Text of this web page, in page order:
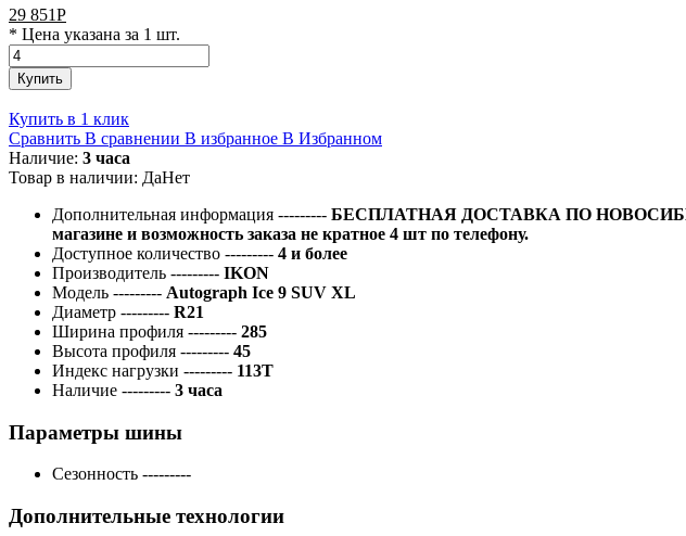
29 851Р
* Цена указана за 1 шт.
Купить
Купить в 1 клик
Сравнить В сравнении В избранное В Избранном
Наличие: 3 часа
Товар в наличии: ДаНет
Дополнительная информация --------- БЕСПЛАТНАЯ ДОСТАВКА ПО
магазине и возможность заказа не кратное 4 шт по телефону.
Доступное количество --------- 4 и более
Производитель --------- IKON
Модель --------- Autograph Ice 9 SUV XL
Диаметр --------- R21
Ширина профиля --------- 285
Высота профиля --------- 45
Индекс нагрузки --------- 113T
Наличие --------- 3 часа
Параметры шины
Сезонность ---------
Дополнительные технологии